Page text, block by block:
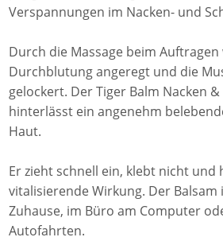
Verspannungen im Nacken- und
Durch die Massage beim
Durchblutung angeregt und die
gelockert. Der Tiger Balm Nacken
hinterlässt ein angenehm
Haut.
Er zieht schnell ein, klebt nicht und
vitalisierende Wirkung. Der
Zuhause, im Büro am Computer
Autofahrten.